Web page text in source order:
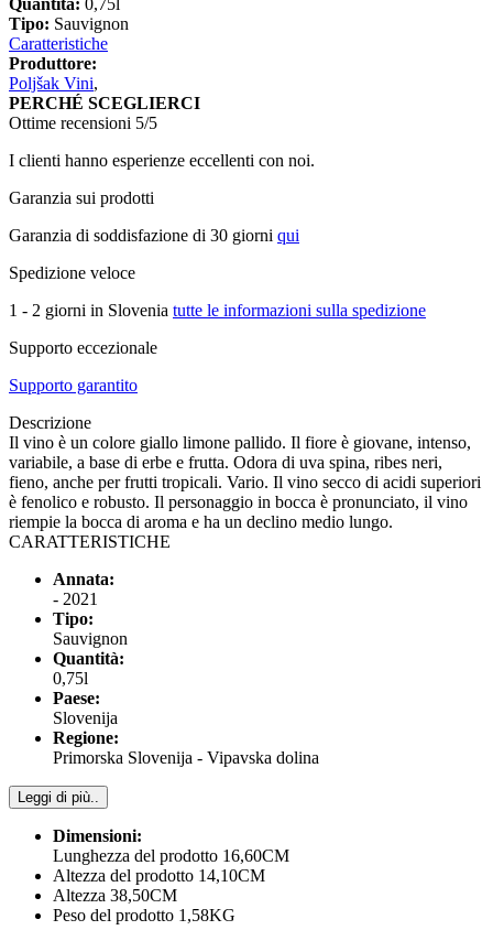
Tipo: Sauvignon
Caratteristiche
Produttore:
Poljšak Vini,
PERCHÉ SCEGLIERCI
Ottime recensioni 5/5
I clienti hanno esperienze eccellenti con noi.
Garanzia sui prodotti
Garanzia di soddisfazione di 30 giorni qui
Spedizione veloce
1 - 2 giorni in Slovenia tutte le informazioni sulla spedizione
Supporto eccezionale
Supporto garantito
Descrizione
Il vino è un colore giallo limone pallido. Il fiore è giovane, intenso,
variabile, a base di erbe e frutta. Odora di uva spina, ribes neri,
fieno, anche per frutti tropicali. Vario. Il vino secco di acidi superiori
è fenolico e robusto. Il personaggio in bocca è pronunciato, il vino
riempie la bocca di aroma e ha un declino medio lungo.
CARATTERISTICHE
Annata:
- 2021
Tipo:
Sauvignon
Quantità:
0,75l
Paese:
Slovenija
Regione:
Primorska Slovenija - Vipavska dolina
Leggi di più..
Dimensioni:
Lunghezza del prodotto 16,60CM
Altezza del prodotto 14,10CM
Altezza 38,50CM
Peso del prodotto 1,58KG